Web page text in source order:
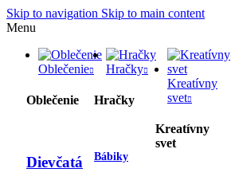
Skip to navigation Skip to main content
Menu
Oblečenie
Oblečenie
Dievčatá
Hračky
Hračky
Bábiky
Kreatívny
svet
Kreatívny
svet